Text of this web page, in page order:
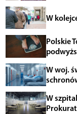
W
Polskie
W woj.
W